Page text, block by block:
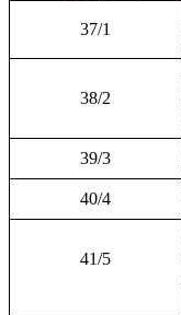
37/1
38/2
39/3
40/4
41/5